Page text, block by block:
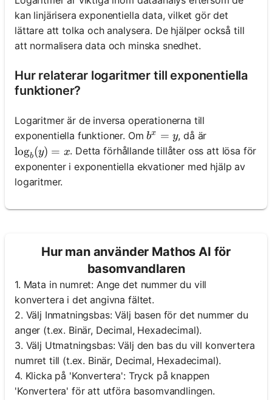
kan linjärisera exponentiella data, vilket gör det
lättare att tolka och analysera. De hjälper också till
att normalisera data och minska snedhet.
Hur relaterar logaritmer till exponentiella
funktioner?
Logaritmer är de inversa operationerna till
exponentiella funktioner. Omb^x = y
bx = y, då är
\log_b(y) = x
logb(y) = x. Detta förhållande tillåter oss att lösa för
exponenter i exponentiella ekvationer med hjälp av
logaritmer.
Hur man använder Mathos AI för
basomvandlaren
1. Mata in numret: Ange det nummer du vill
konvertera i det angivna fältet.
2. Välj Inmatningsbas: Välj basen för det nummer du
anger (t.ex. Binär, Decimal, Hexadecimal).
3. Välj Utmatningsbas: Välj den bas du vill konvertera
numret till (t.ex. Binär, Decimal, Hexadecimal).
4. Klicka på 'Konvertera': Tryck på knappen
'Konvertera' för att utföra basomvandlingen.